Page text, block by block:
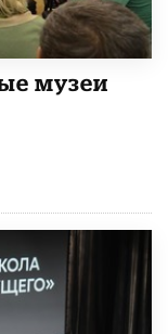
музеи